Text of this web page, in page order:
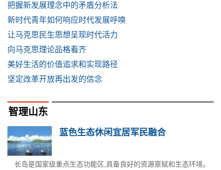
把握新发展理念中的矛盾分析法
新时代青年如何响应时代发展呼唤
让马克思民生思想呈现时代活力
向马克思理论品格看齐
美好生活的价值追求和实现路径
坚定改革开放再出发的信念
智理山东
蓝色生态休闲宜居军民融合
长岛是国家级重点生态功能区,具备良好的资源禀赋和生态环境。